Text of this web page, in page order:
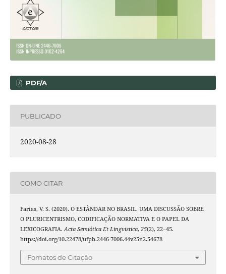
PDF/A
PUBLICADO
2020-08-28
COMO CITAR
Farias, V. S. (2020). O ESTÂNDAR NO BRASIL. UMA DISCUSSÃO SOBRE
O PLURICENTRISMO, CODIFICAÇÃO NORMATIVA E O PAPEL DA
LEXICOGRAFIA.Acta Semiótica Et Lingvistica, 25(2), 22–45.
https://doi.org/10.22478/ufpb.2446-7006.44v25n2.54678
Fomatos de Citação